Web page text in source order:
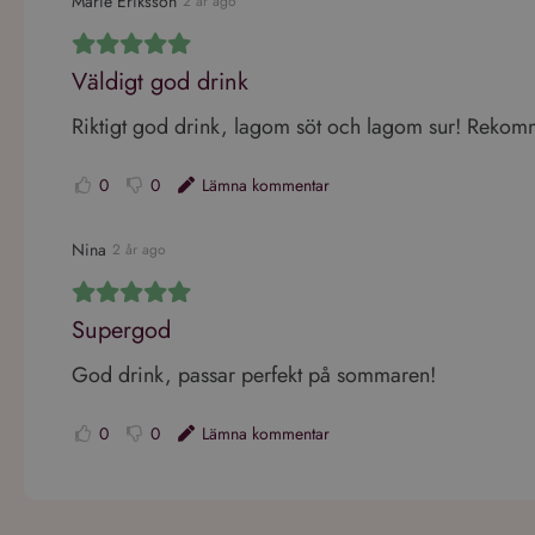
Väldigt god drink
Riktigt god drink, lagom söt och lagom sur!
0 0 Lämna kommentar
Nina 2 år ago
Supergod
God drink, passar perfekt på sommaren!
0 0 Lämna kommentar